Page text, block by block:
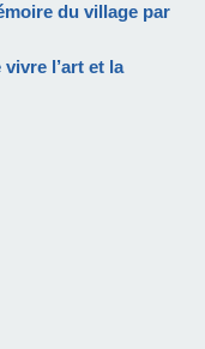
du village par
l’art et la